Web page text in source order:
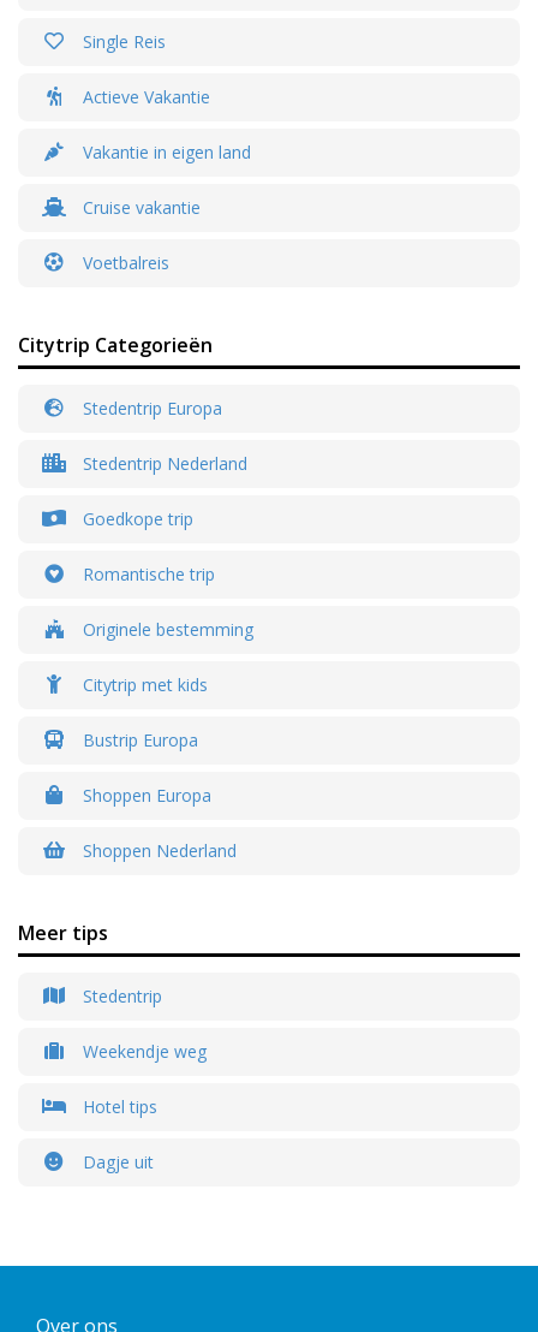
Single Reis
Actieve Vakantie
Vakantie in eigen land
Cruise vakantie
Voetbalreis
Citytrip Categorieën
Stedentrip Europa
Stedentrip Nederland
Goedkope trip
Romantische trip
Originele bestemming
Citytrip met kids
Bustrip Europa
Shoppen Europa
Shoppen Nederland
Meer tips
Stedentrip
Weekendje weg
Hotel tips
Dagje uit
Over ons